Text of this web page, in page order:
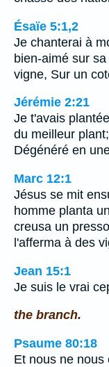
Ésaïe 5:1,2
Je chanterai à
bien-aimé sur
vigne, Sur un
Jérémie 2:21
Je t'avais
du meilleur
Dégénéré en
Marc 12:1
Jésus se mit
homme planta
creusa un
l'afferma à des
Jean 15:1
Je suis le vrai
the branch.
Psaume 80:18
Et nous ne nous